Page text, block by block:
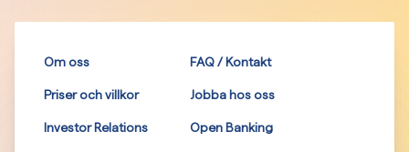
Om oss FAQ / Kontakt
Priser och villkor Jobba hos oss
Investor Relations Open Banking